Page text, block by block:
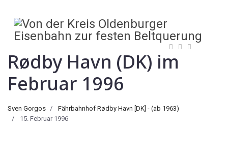
Rødby Havn (DK) im
Februar 1996
Sven Gorgos
Fährbahnhof Rødby Havn [DK] - (ab 1963)
15. Februar 1996